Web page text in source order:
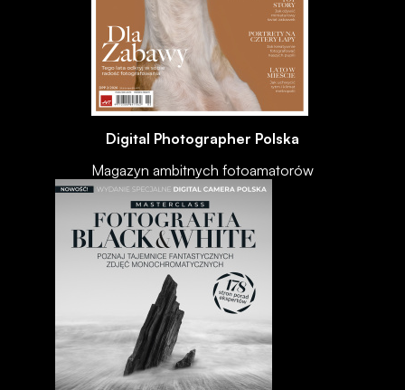
Digital Photographer Polska
Magazyn ambitnych fotoamatorów